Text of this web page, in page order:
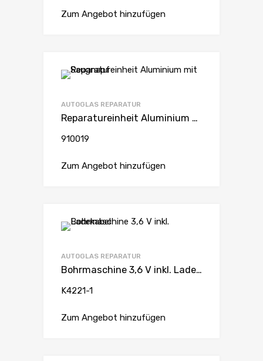
Zum Angebot hinzufügen
AUTOGLAS REPARATUR
Reparatureinheit Aluminium mit Saugnapf
910019
Zum Angebot hinzufügen
AUTOGLAS REPARATUR
Bohrmaschine 3,6 V inkl. Ladekabel
K4221-1
Zum Angebot hinzufügen